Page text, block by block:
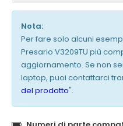
Nota:
Per fare solo alcuni
Presario V3209TU più
aggiornamento. Se non
laptop, puoi contattarci
del prodotto".